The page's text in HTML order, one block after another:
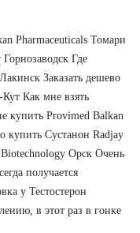
Pharmaceuticals Томари
Где
Заказать дешево
Как мне взять
купить Provimed Balkan
купить Сустанон Radjay
Орск Очень
получается
у Тестостерон
в этот раз в гонке